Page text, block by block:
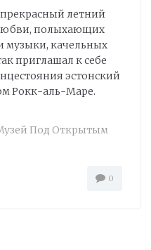
летний
полыхающих
музыки, качельных
приглашал к себе
эстонский
Рокк-аль-Маре.
Под Открытым
0